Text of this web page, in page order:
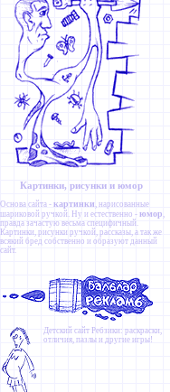
Картинки, рисунки и юмор
Основа сайта - картинки , нарисованные
шариковой ручкой. Ну и естественно - юмор ,
правда зачастую весьма специфичный.
Картинки, рисунки ручкой, рассказы, а так же
всякий бред собственно и образуют данный
сайт.
Детский сайт Ребзики: раскраски,
отличия, пазлы и другие игры!